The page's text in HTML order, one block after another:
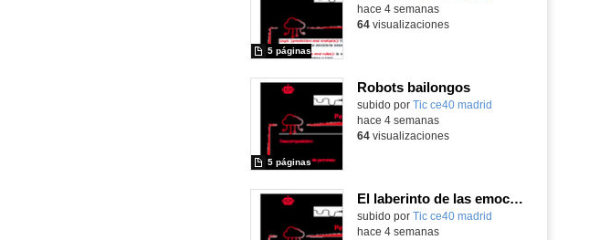
5 páginas
hace 4 semanas
64visualizaciones
Robots bailongos
subido por Tic ce40 madrid
5 páginas
hace 4 semanas
64visualizaciones
El laberinto de las emociones
subido por Tic ce40 madrid
hace 4 semanas